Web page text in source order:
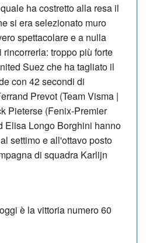
ha costretto alla resa il
si era selezionato muro
spettacolare e a nulla
troppo più forte
Suez che ha tagliato il
con 42 secondi di
Prevot (Team Visma |
Pieterse (Fenix-Premier
Elisa Longo Borghini hanno
settimo e all'ottavo posto
di squadra Karlijn
è la vittoria numero 60